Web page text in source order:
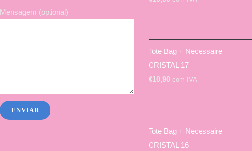
Mensagem (optional)
Tote Bag + Necessaire
CRISTAL 17
€10,90 com IVA
Tote Bag + Necessaire
CRISTAL 16